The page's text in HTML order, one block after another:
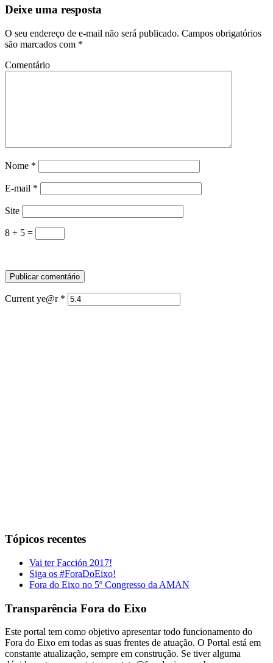
Deixe uma resposta
O seu endereço de e-mail não será publicado. Campos obrigatórios
são marcados com *
Comentário
Nome *
E-mail *
Site
8 + 5 =
Current ye@r *
Tópicos recentes
Vai ter Facción 2017!
Siga os #ForaDoEixo!
Fora do Eixo no 5º Congresso da AMAN
Transparência Fora do Eixo
Este portal tem como objetivo apresentar todo funcionamento do
Fora do Eixo em todas as suas frentes de atuação. O Portal está em
constante atualização, sempre em construção. Se tiver alguma